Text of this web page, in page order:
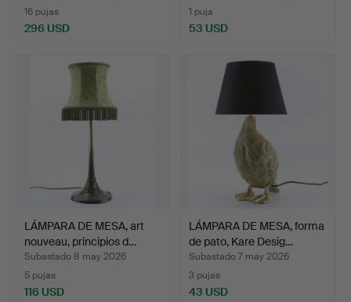
16 pujas
296 USD
1 puja
53 USD
LÁMPARA DE MESA, art
nouveau, principios d…
Subastado 8 may 2026
5 pujas
116 USD
LÁMPARA DE MESA, forma
de pato, Kare Desig…
Subastado 7 may 2026
3 pujas
43 USD